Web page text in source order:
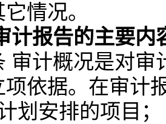
它情况。
计报告的主要内
审计概况是对
项依据。在审
划安排的项目；